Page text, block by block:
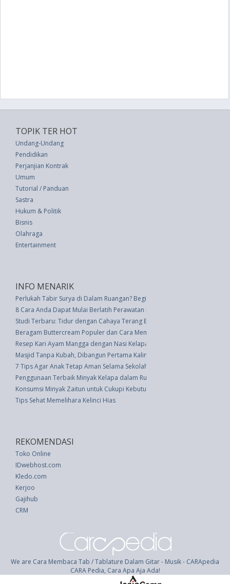
TOPIK TER HOT
Undang-Undang
Pendidikan
Perjanjian Kontrak
Umum
Tutorial / Panduan
Sastra
Hukum & Politik
Bisnis
Olahraga
Entertainment
INFO MENARIK
Perlukah Tabir Surya di Dalam Ruangan? Begini Faktanya
8 Cara Anda Dapat Mulai Berlatih Perawatan Diri Saat Ini
Studi Terbaru: Tidur dengan Cahaya Terang Bisa Membahayakan
Beragam Buttercream Populer dan Cara Membuatnya
Resep Kari Ayam Mangga dengan Nasi Kelapa, Cocok untuk Menu Sahur
Masjid Tanpa Kubah, Dibangun Pertama Kalinya Oleh Australia
7 Tips Agar Anak Tetap Aman Selama Sekolah Jarak Jauh atau Online
Penggunaan Terbaik Minyak Kelapa dalam Rutinitas Kecantikan Anda
Konsumsi Minyak Zaitun untuk Cukupi Kebutuhan Lemak
Tips Sehat Memelihara Kelinci Hias
REKOMENDASI
Toko Online
IDwebhost.com
Kledo.com
Kerjoo
Gajihub
CRM
We are Cara Membaca Tab / Tablature Dalam Gitar - Musik - CARApedia
CARA Pedia, Cara Apa Aja Ada!